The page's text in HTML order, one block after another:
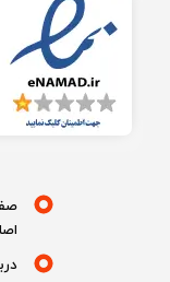
صفحه
درباره